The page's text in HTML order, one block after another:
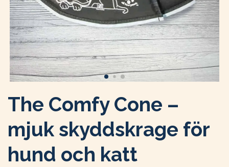
The Comfy Cone –
mjuk skyddskrage för
hund och katt